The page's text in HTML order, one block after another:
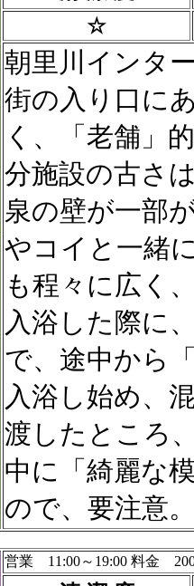
☆
朝里川インタ
街の入り口に
く、「老舗」
分施設の古さ
泉の壁が一部
やコイと一緒
も程々に広く
入浴した際に
で、途中から
入浴し始め、
渡したところ
中に「綺麗な
ので、要注意
営業 11:00～19:00 料金